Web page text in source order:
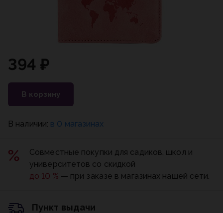
394 ₽
В корзину
В наличии: в 0 магазинах
Совместные покупки для садиков, школ и
университетов со скидкой
до 10 % — при заказе в магазинах нашей сети.
Пункт выдачи